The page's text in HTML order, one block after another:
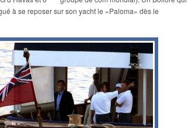
à se reposer sur son yacht le «Paloma» dès le